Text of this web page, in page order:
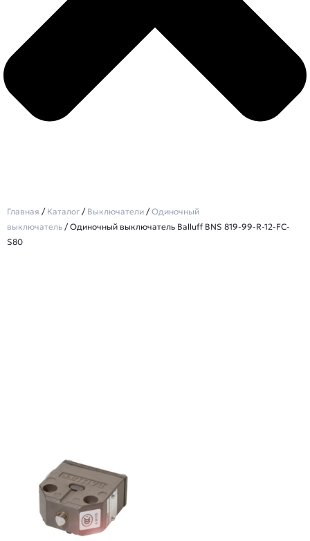
Главная / Каталог / Выключатели /Одиночный
выключатель / Одиночный выключатель Balluff BNS 819-99-R-12-FC-
S80